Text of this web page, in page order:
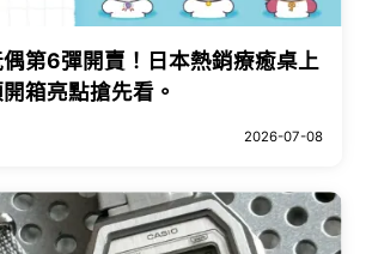
第6彈開賣！日本熱銷療癒桌上
箱亮點搶先看。
2026-07-08